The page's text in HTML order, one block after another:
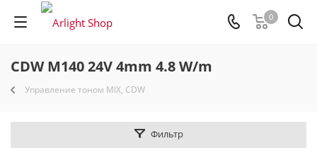
0
CDW M140 24V 4mm 4.8 W/m
Управление тоном MIX, CDW
Фильтр